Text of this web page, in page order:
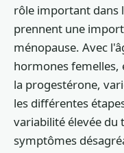
rôle important dans
prennent une
ménopause. Avec
hormones
la progestérone,
les différentes
variabilité élevée
symptômes